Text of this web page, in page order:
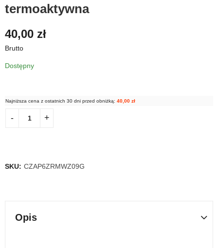
termoaktywna
40,00 zł
Brutto
Dostępny
Najniższa cena z ostatnich 30 dni przed obniżką: 40,00 zł
SKU: CZAP6ZRMWZ09G
Opis